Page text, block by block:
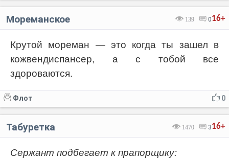
16+
139 0
Мореманское
Крутой мореман — это когда ты зашел в
кожвендиспансер, а с тобой все
здороваются.
0
Флот
16+
1470 3
Табуретка
Сержант подбегает к прапорщику: